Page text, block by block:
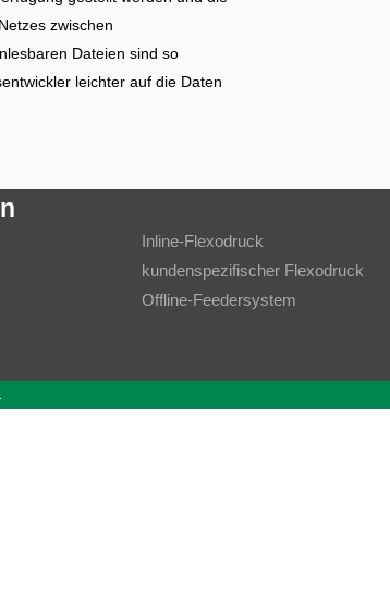
zwischen
Dateien sind so
leichter auf die Daten
Inline-Flexodruck
kundenspezifischer Flexodruck
Offline-Feedersystem